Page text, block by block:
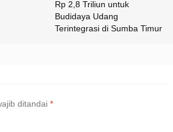
Rp 2,8 Triliun untuk
Budidaya Udang
Terintegrasi di Sumba Timur
ditandai *